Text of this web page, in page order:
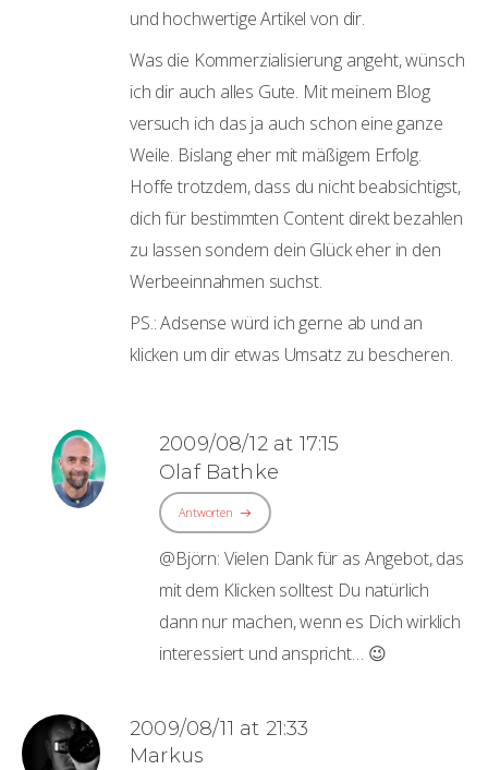
und hochwertige Artikel von dir.
Was die Kommerzialisierung angeht, wünsch
ich dir auch alles Gute. Mit meinem Blog
versuch ich das ja auch schon eine ganze
Weile. Bislang eher mit mäßigem Erfolg.
Hoffe trotzdem, dass du nicht beabsichtigst,
dich für bestimmten Content direkt bezahlen
zu lassen sondern dein Glück eher in den
Werbeeinnahmen suchst.
PS.: Adsense würd ich gerne ab und an
klicken um dir etwas Umsatz zu bescheren.
2009/08/12 at 17:15
Olaf Bathke
Antworten
@Björn: Vielen Dank für as Angebot, das
mit dem Klicken solltest Du natürlich
dann nur machen, wenn es Dich wirklich
interessiert und anspricht… 😉
2009/08/11 at 21:33
Markus